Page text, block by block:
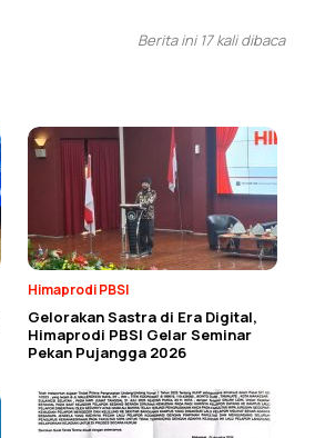
Berita ini 17 kali dibaca
Himaprodi PBSI
Gelorakan Sastra di Era Digital,
Himaprodi PBSI Gelar Seminar
Pekan Pujangga 2026